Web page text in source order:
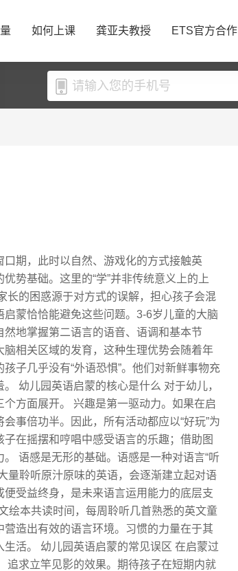
如何上课 龚亚夫教授 ETS官方合作
期，此时以自然、游戏化的方式接触英
势基础。这里的“学”并非传统意义上的上
长的困惑源于对方式的误解，担心孩子会混
蒙恰恰能避免这些问题。3-6岁儿童的大脑
地掌握第二语言的语音、语调和基本节
相关区域的发育，这种生理优势会随着年
子几乎没有“外语恐惧”。他们对新鲜事物充
幼儿园英语启蒙的核心是什么 对于幼儿，
方面展开。 兴趣是第一驱动力。如果在启
事倍功半。因此，所有活动都应以“好玩”为
在摇摆和哼唱中感受语言的乐趣；借助图
语感是无形的基础。语感是一种对语言“听
量聆听原汁原味的英语，会逐渐建立起对语
受益终身，是未来语言运用能力的底层支
绘本共读时间，每周聆听几首熟悉的英文童
造出有效的语言环境。习惯的力量在于其
活。 幼儿园英语启蒙的常见误区 在启蒙过
追求立竿见影的效果。期待孩子在短期内就